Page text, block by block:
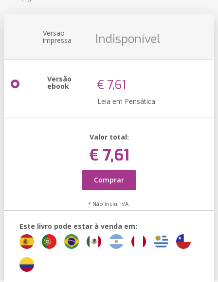
Versão
impressa Indisponível
Versão
ebook € 7,61
Leia em Pensática
Valor total:
€ 7,61
Comprar
* Não inclui IVA.
Este livro pode estar à venda em: